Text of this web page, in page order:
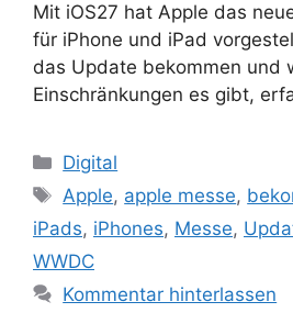
Mit iOS27 hat Apple das
für iPhone und iPad
das Update bekommen und
Einschränkungen es gibt,
Kategorien
Digital
Schlagwörter
Apple, apple messe,
iPads, iPhones, Messe,
WWDC
Kommentar hinterlassen